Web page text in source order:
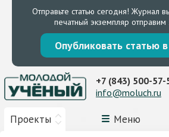
Отправьте статью сегодня! Журнал
печатный экземпляр отправим
Опубликовать статью
Проекты Меню
+7 (843) 500-57-
info@moluch.ru